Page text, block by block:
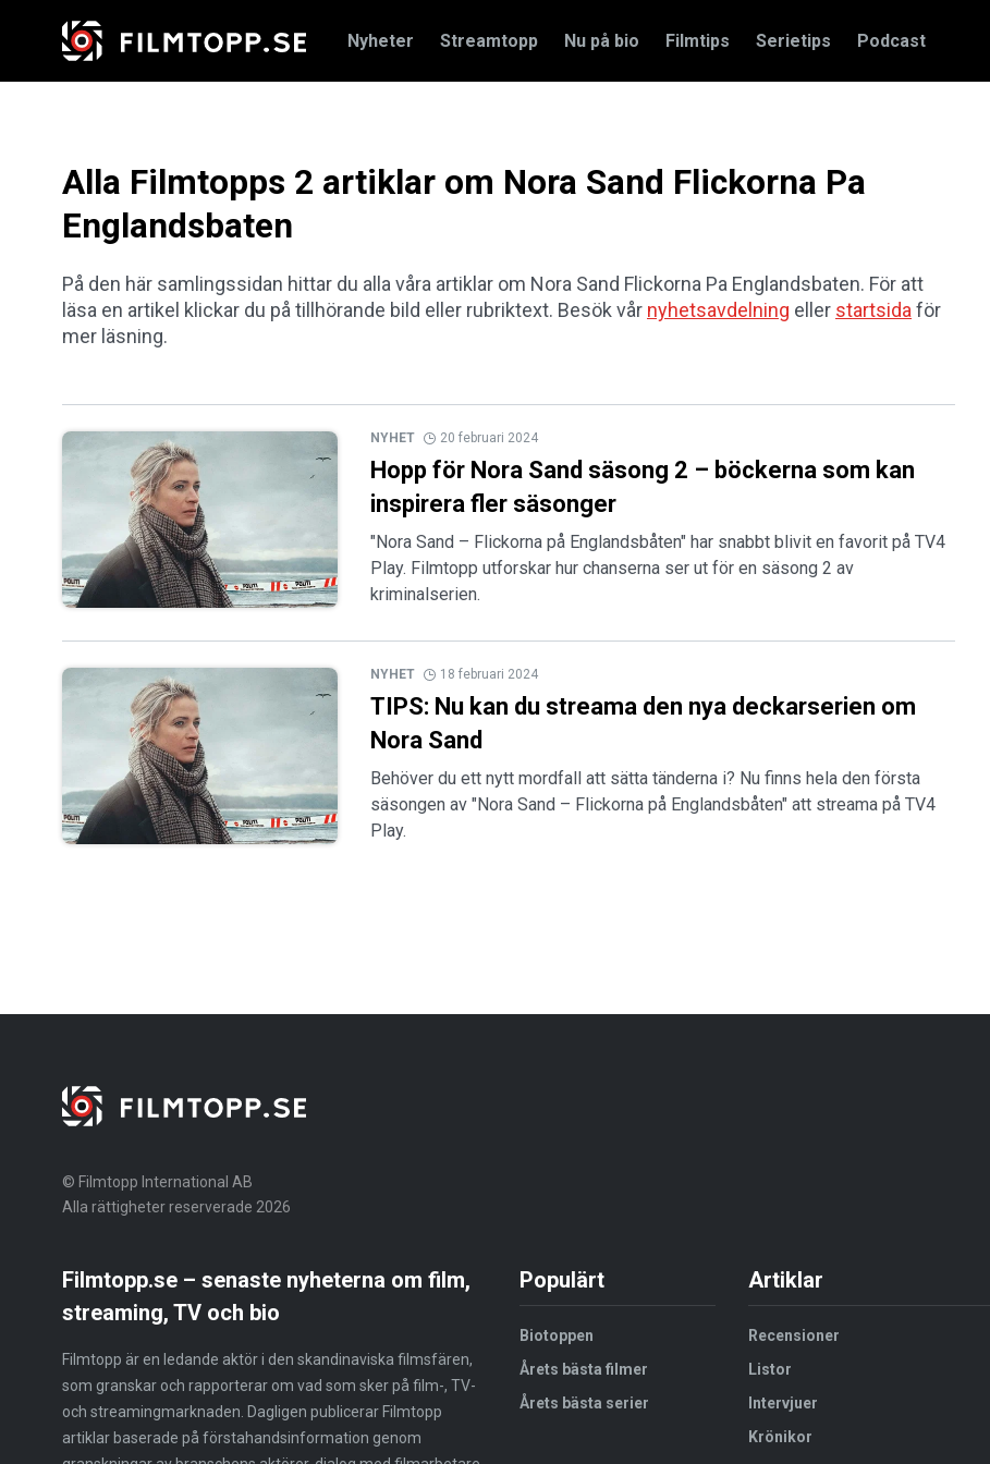
Nyheter Streamtopp Nu på bio Filmtips Serietips Podcast
Alla Filmtopps 2 artiklar om Nora Sand Flickorna Pa
Englandsbaten
På den här samlingssidan hittar du alla våra artiklar om Nora Sand Flickorna Pa Englandsbaten. För att
läsa en artikel klickar du på tillhörande bild eller rubriktext. Besök vår nyhetsavdelning eller startsida för
mer läsning.
NYHET 20 februari 2024
Hopp för Nora Sand säsong 2 – böckerna som kan
inspirera fler säsonger
"Nora Sand – Flickorna på Englandsbåten" har snabbt blivit en favorit på TV4
Play. Filmtopp utforskar hur chanserna ser ut för en säsong 2 av
kriminalserien.
NYHET 18 februari 2024
TIPS: Nu kan du streama den nya deckarserien om
Nora Sand
Behöver du ett nytt mordfall att sätta tänderna i? Nu finns hela den första
säsongen av "Nora Sand – Flickorna på Englandsbåten" att streama på TV4
Play.
© Filmtopp International AB
Alla rättigheter reserverade 2026
Filmtopp.se – senaste nyheterna om film,
streaming, TV och bio
Filmtopp är en ledande aktör i den skandinaviska filmsfären,
som granskar och rapporterar om vad som sker på film-, TV-
och streamingmarknaden. Dagligen publicerar Filmtopp
artiklar baserade på förstahandsinformation genom
Populärt
Biotoppen
Årets bästa filmer
Årets bästa serier
Artiklar
Recensioner
Listor
Intervjuer
Krönikor